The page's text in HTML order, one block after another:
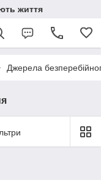
життя
Джерела